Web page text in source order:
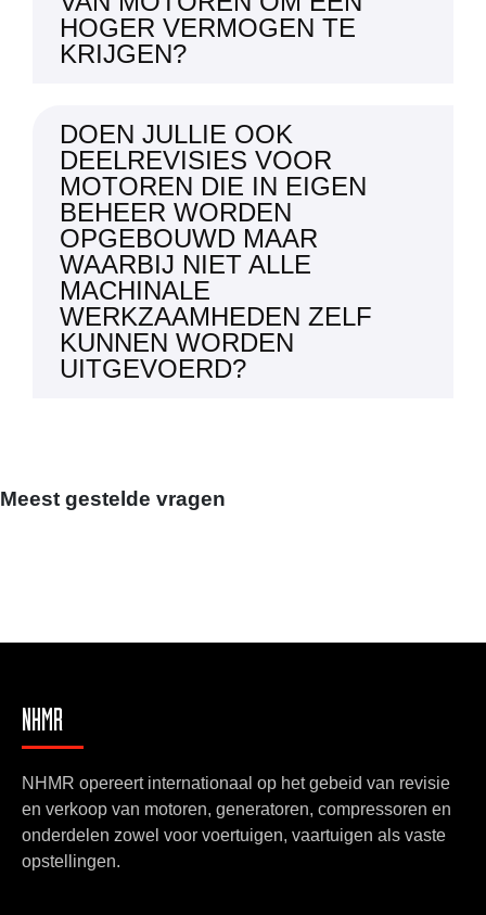
HOGER VERMOGEN TE
KRIJGEN?
DOEN JULLIE OOK
DEELREVISIES VOOR
MOTOREN DIE IN EIGEN
BEHEER WORDEN
OPGEBOUWD MAAR
WAARBIJ NIET ALLE
MACHINALE
WERKZAAMHEDEN ZELF
KUNNEN WORDEN
UITGEVOERD?
Meest gestelde vragen
NHMR
NHMR opereert internationaal op het gebeid van revisie
en verkoop van motoren, generatoren, compressoren en
onderdelen zowel voor voertuigen, vaartuigen als vaste
opstellingen.